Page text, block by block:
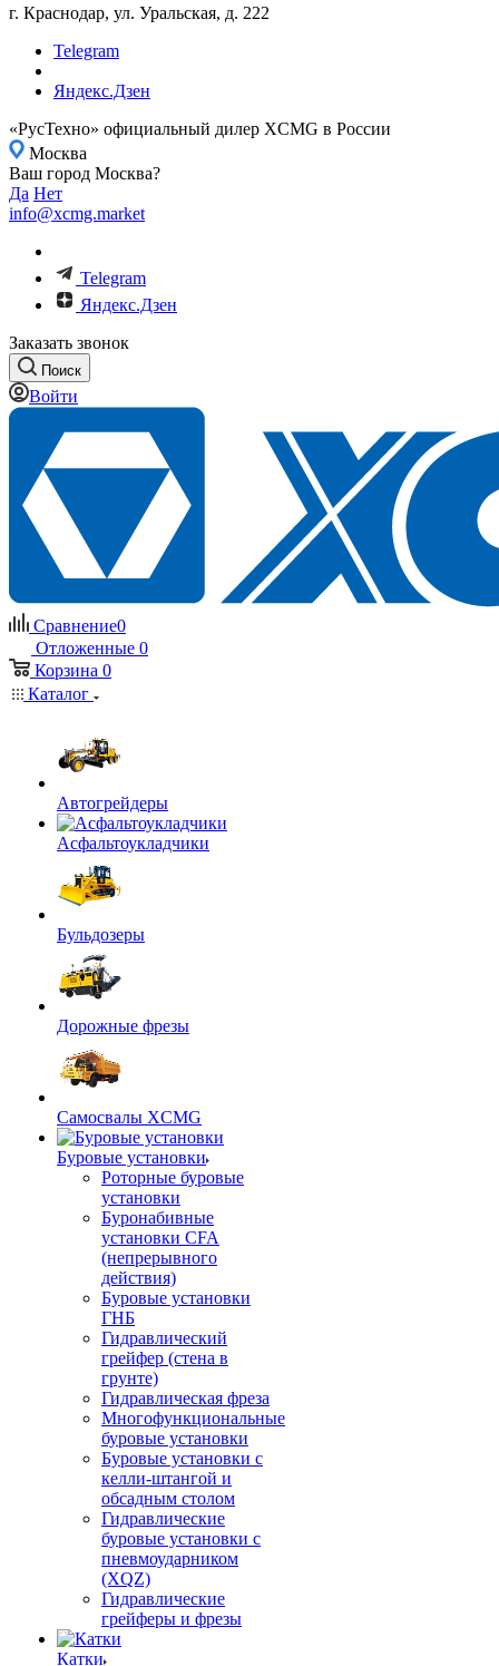
г. Краснодар, ул. Уральская, д. 222
Telegram
Яндекс.Дзен
«РусТехно» официальный дилер XCMG в России
Москва
Ваш город Москва?
Да Нет
info@xcmg.market
Telegram
Яндекс.Дзен
Заказать звонок
Поиск
Войти
Сравнение0
Отложенные 0
Корзина 0
Каталог
Автогрейдеры
Асфальтоукладчики
Бульдозеры
Дорожные фрезы
Самосвалы XCMG
Буровые установки
Роторные буровые
установки
Буронабивные
установки CFA
(непрерывного
действия)
Буровые установки
ГНБ
Гидравлический
грейфер (стена в
грунте)
Гидравлическая фреза
Многофункциональные
буровые установки
Буровые установки с
келли-штангой и
обсадным столом
Гидравлические
буровые установки с
пневмоударником
(XQZ)
Гидравлические
грейферы и фрезы
Катки